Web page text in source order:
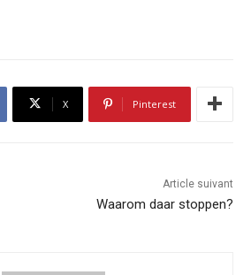
X Pinterest
Article suivant
Waarom daar stoppen?